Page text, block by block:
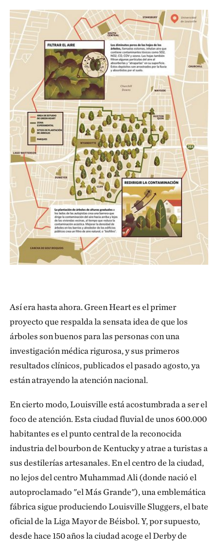
Así era hasta ahora. Green Heart es el primer
proyecto que respalda la sensata idea de que los
árboles son buenos para las personas con una
investigación médica rigurosa, y sus primeros
resultados clínicos, publicados el pasado agosto, ya
están atrayendo la atención nacional.
En cierto modo, Louisville está acostumbrada a ser el
foco de atención. Esta ciudad fluvial de unos 600.000
habitantes es el punto central de la reconocida
industria del bourbon de Kentucky y atrae a turistas a
sus destilerías artesanales. En el centro de la ciudad,
no lejos del centro Muhammad Ali (donde nació el
autoproclamado "el Más Grande"), una emblemática
fábrica sigue produciendo Louisville Sluggers, el bate
oficial de la Liga Mayor de Béisbol. Y, por supuesto,
desde hace 150 años la ciudad acoge el Derby de